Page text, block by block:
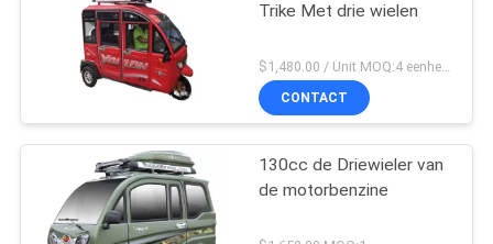
Trike Met drie wielen
$1,480.00 / Unit MOQ:4 eenheden
CONTACT
130cc de Driewieler van
de motorbenzine